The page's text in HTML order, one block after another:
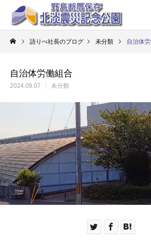
語りべ社長のブログ 未分類 自治体
自治体労働組合
2024.09.07 未分類